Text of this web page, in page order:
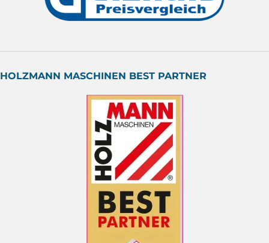
HOLZMANN MASCHINEN BEST PARTNER